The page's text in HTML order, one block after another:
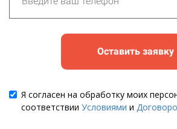
Оставить заявку
Я согласен на обработку моих
соответствии Условиями и